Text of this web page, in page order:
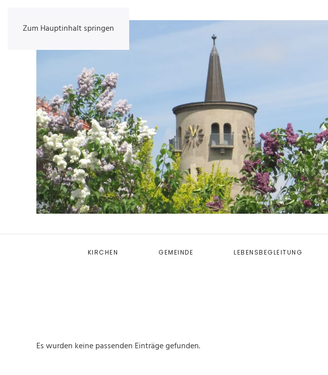
Zum Hauptinhalt springen
KIRCHEN GEMEINDE LEBENSBEGLEITUNG
Es wurden keine passenden Einträge gefunden.